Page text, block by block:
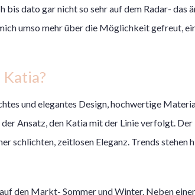
bis dato gar nicht so sehr auf dem Radar- das
umso mehr über die Möglichkeit gefreut,
und elegantes Design, hochwertige
Ansatz, den Katia mit der Linie verfolgt. Der
schlichten, zeitlosen Eleganz. Trends stehen
den Markt- Sommer und Winter. Neben